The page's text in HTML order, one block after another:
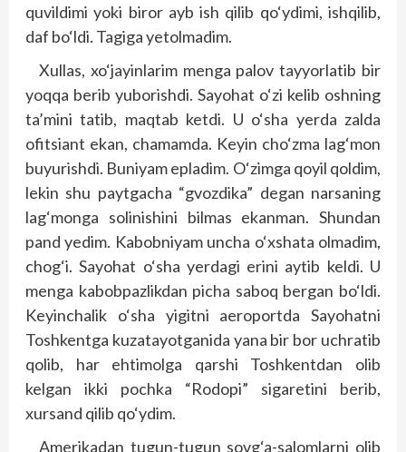
quvildimi yoki biror ayb ish qilib qo‘ydimi, ishqilib,
daf bo‘ldi. Tagiga yetolmadim.
Xullas, xo‘jayinlarim menga palov tayyorlatib bir
yoqqa berib yuborishdi. Sayohat o‘zi kelib oshning
ta’mini tatib, maqtab ketdi. U o‘sha yerda zalda
ofitsiant ekan, chamamda. Keyin cho‘zma lag‘mon
buyurishdi. Buniyam epladim. O‘zimga qoyil qoldim,
lekin shu paytgacha “gvozdika” degan narsaning
lag‘monga solinishini bilmas ekanman. Shundan
pand yedim. Kabobniyam uncha o‘xshata olmadim,
chog‘i. Sayohat o‘sha yerdagi erini aytib keldi. U
menga kabobpazlikdan picha saboq bergan bo‘ldi.
Keyinchalik o‘sha yigitni aeroportda Sayohatni
Toshkentga kuzatayotganida yana bir bor uchratib
qolib, har ehtimolga qarshi Toshkentdan olib
kelgan ikki pochka “Rodopi” sigaretini berib,
xursand qilib qo‘ydim.
Amerikadan tugun-tugun sovg‘a-salomlarni olib